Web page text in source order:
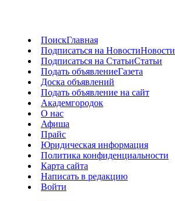
ПоискГлавная
Подписаться на НовостиНовости
Подписаться на СтатьиСтатьи
Подать объявлениеГазета
Доска объявлений
Подать объявление на сайт
Академгородок
О нас
Афиша
Прайс
Юридическая информация
Политика конфиденциальности
Карта сайта
Написать в редакцию
Войти